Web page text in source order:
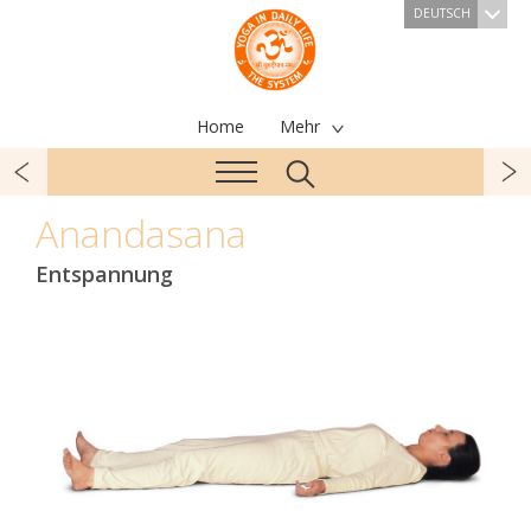
DEUTSCH
Home Mehr
Anandasana
Entspannung